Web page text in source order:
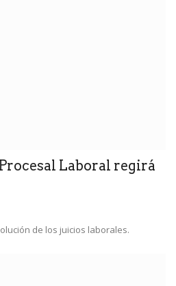
Laboral regirá
de los juicios laborales.